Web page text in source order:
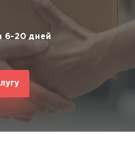
6-20 дней